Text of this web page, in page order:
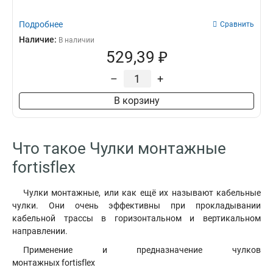
Подробнее Сравнить
Наличие: В наличии
529,39 ₽
– +
В корзину
Что такое Чулки монтажные
fortisflex
Чулки монтажные, или как ещё их называют кабельные
чулки. Они очень эффективны при прокладывании
кабельной трассы в горизонтальном и вертикальном
направлении.
Применение и предназначение чулков
монтажных fortisflex